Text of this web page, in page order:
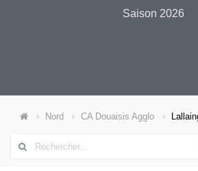
Saison 2026
Nord CA Douaisis Agglo